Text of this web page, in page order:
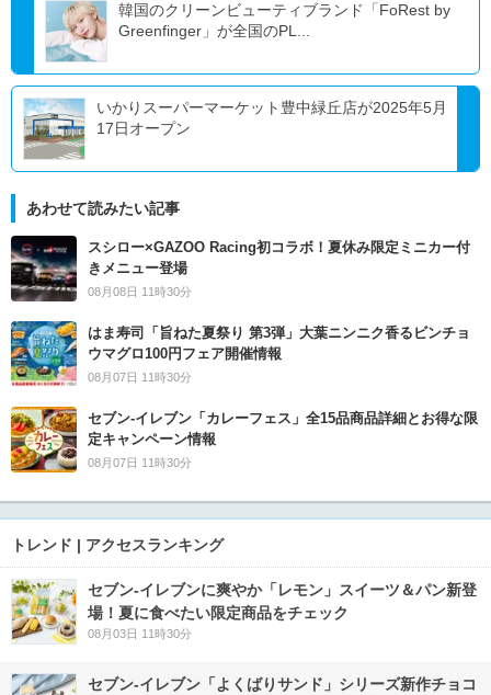
韓国のクリーンビューティブランド「FoRest by
Greenfinger」が全国のPL...
いかりスーパーマーケット豊中緑丘店が2025年5月
17日オープン
あわせて読みたい記事
スシロー×GAZOO Racing初コラボ！夏休み限定ミニカー付
きメニュー登場
08月08日 11時30分
はま寿司「旨ねた夏祭り 第3弾」大葉ニンニク香るビンチョ
ウマグロ100円フェア開催情報
08月07日 11時30分
セブン‐イレブン「カレーフェス」全15品商品詳細とお得な限
定キャンペーン情報
08月07日 11時30分
トレンド | アクセスランキング
セブン‐イレブンに爽やか「レモン」スイーツ＆パン新登
場！夏に食べたい限定商品をチェック
08月03日 11時30分
セブン‐イレブン「よくばりサンド」シリーズ新作チョコ